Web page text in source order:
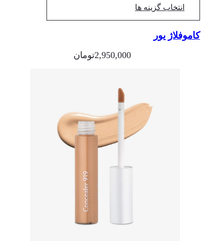
انتخاب گزینه ها
کاموفلاژ یور
2,950,000تومان